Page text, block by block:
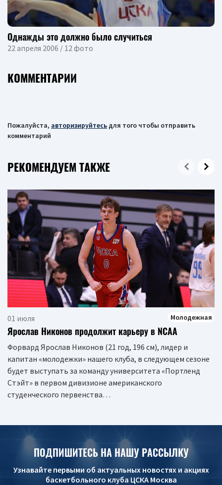
Однажды это должно было случиться
22 апреля 2006 / 12 фото
КОММЕНТАРИИ
Пожалуйста, авторизируйтесь для того чтобы отправить
комментарий
РЕКОМЕНДУЕМ ТАКЖЕ
01 июля Молодежная
Ярослав Никонов продолжит карьеру в NCAA
Форвард Ярослав Никонов (21 год, 196 см), лидер и
капитан «молодежки» нашего клуба, в следующем сезоне
будет выступать за команду университета «Портленд
Стэйт» в первом дивизионе американского
студенческого первенства…
ПОДПИШИТЕСЬ НА НАШУ РАССЫЛКУ
Узнавайте первыми об актуальных новостях и акциях
баскетбольного клуба ЦСКА Москва